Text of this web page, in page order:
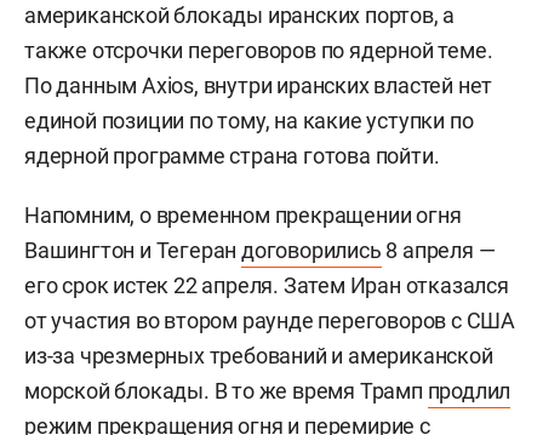
американской блокады иранских портов, а
также отсрочки переговоров по ядерной теме.
По данным Axios, внутри иранских властей нет
единой позиции по тому, на какие уступки по
ядерной программе страна готова пойти.
Напомним, о временном прекращении огня
Вашингтон и Тегерандоговорились 8 апреля —
его срок истек 22 апреля. Затем Иран отказался
от участия во втором раунде переговоров с США
из-за чрезмерных требований и американской
морской блокады. В то же время Трамп продлил
режим прекращения огня и перемирие с